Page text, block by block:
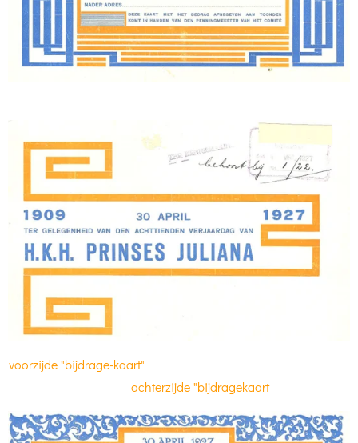
voorzijde "bijdrage-kaart"
achterzijde "bijdragekaart